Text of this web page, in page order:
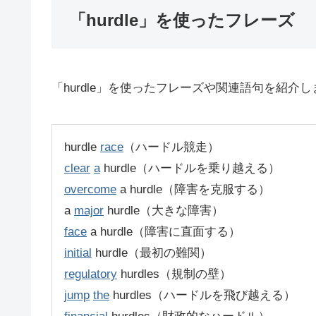
「hurdle」を使ったフレーズ
「hurdle」を使ったフレーズや関連語句を紹介し
hurdle race （ハードル競走）
clear ahurdle（ハードルを乗り越える）
overcome a hurdle（障害を克服する）
a major hurdle（大きな障害）
face a hurdle（障害に直面する）
initial hurdle（最初の難関）
regulatory hurdles（規制の壁）
jump the hurdles（ハードルを飛び越える）